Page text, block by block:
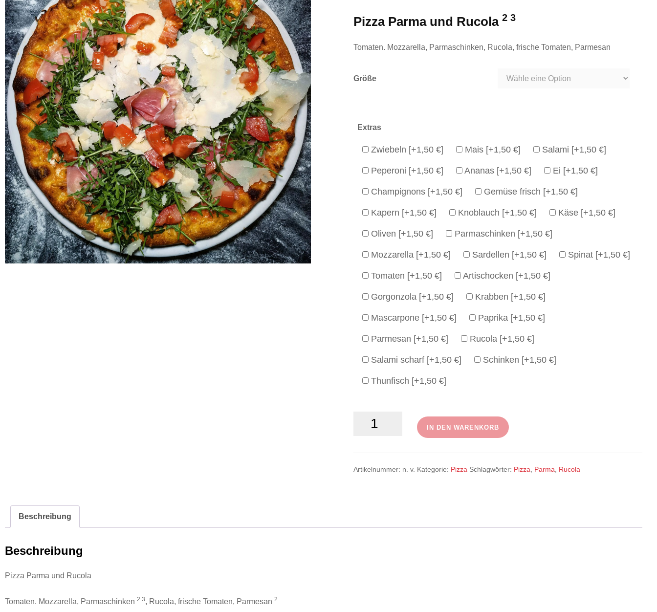
Pizza Parma und Rucola2 3
Tomaten. Mozzarella, Parmaschinken, Rucola, frische Tomaten, Parmesan
Größe
Extras
Zwiebeln [+1,50 €] Mais [+1,50 €] Salami [+1,50 €]
Peperoni [+1,50 €] Ananas [+1,50 €] Ei [+1,50 €]
Champignons [+1,50 €] Gemüse frisch [+1,50 €]
Kapern [+1,50 €] Knoblauch [+1,50 €] Käse [+1,50 €]
Oliven [+1,50 €] Parmaschinken [+1,50 €]
Mozzarella [+1,50 €] Sardellen [+1,50 €] Spinat [+1,50 €]
Tomaten [+1,50 €] Artischocken [+1,50 €]
Gorgonzola [+1,50 €] Krabben [+1,50 €]
Mascarpone [+1,50 €] Paprika [+1,50 €]
Parmesan [+1,50 €] Rucola [+1,50 €]
Salami scharf [+1,50 €] Schinken [+1,50 €]
Thunfisch [+1,50 €]
Parma
IN DEN WARENKORB
Artikelnummer: n. v. Kategorie: Pizza Schlagwörter: Pizza Parma Rucola
Beschreibung
Beschreibung
Pizza Parma und Rucola
Tomaten. Mozzarella, Parmaschinken 2 3, Rucola, frische Tomaten, Parmesan 2